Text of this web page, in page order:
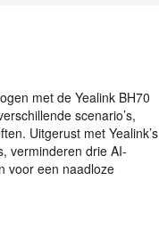
met de Yealink BH70
scenario’s,
Uitgerust met Yealink’s
verminderen drie AI-
voor een naadloze